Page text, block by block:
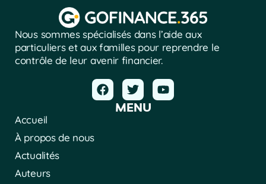
Nous sommes spécialisés dans l’aide aux
particuliers et aux familles pour reprendre le
contrôle de leur avenir financier.
MENU
Accueil
À propos de nous
Actualités
Auteurs